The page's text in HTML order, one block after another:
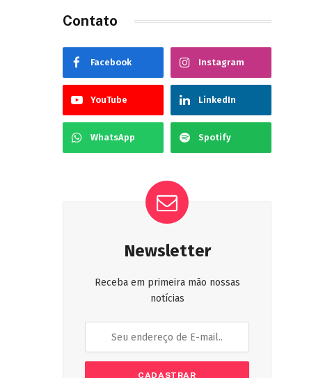
Contato
Facebook Instagram
YouTube LinkedIn
WhatsApp Spotify
Newsletter
Receba em primeira mão nossas
notícias